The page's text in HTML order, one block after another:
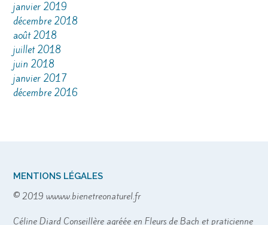
janvier 2019
décembre 2018
août 2018
juillet 2018
juin 2018
janvier 2017
décembre 2016
MENTIONS LÉGALES
© 2019 wwww.bienetreonaturel.fr
Céline Diard Conseillère agréée en Fleurs de Bach et praticienne